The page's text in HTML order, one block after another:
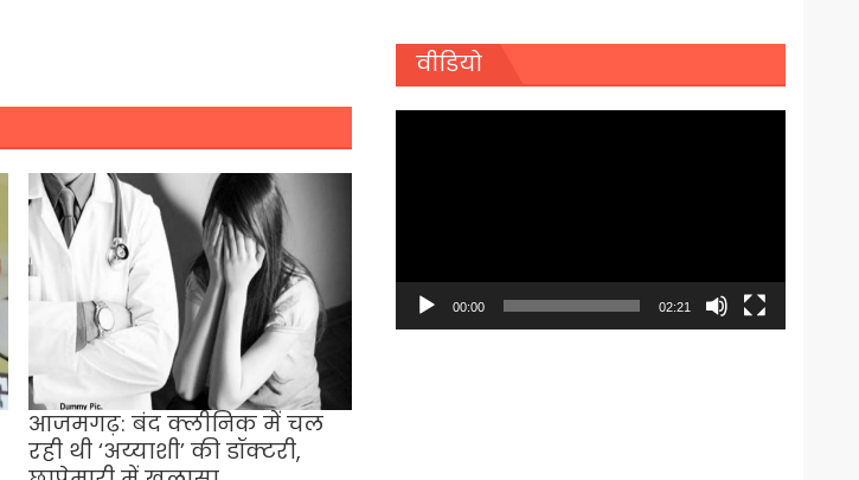
आजमगढ़: बंद क्लीनिक में चल
रही थी ‘अय्याशी’ की डॉक्टरी,
वीडियो
00:00 02:21